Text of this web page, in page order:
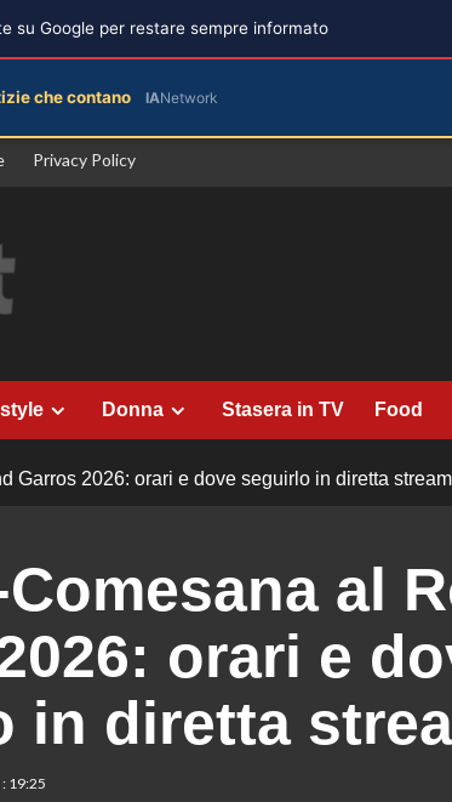
Privacy Policy
Donna Stasera in TV Food
Garros 2026: orari e dove seguirlo in diretta
al
orari e
in diretta
19:25
su Google per restare sempre informato
che contano IANetwork